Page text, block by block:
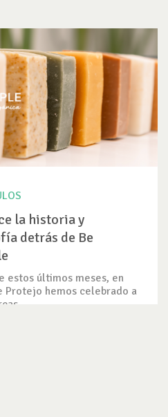
la historia y
detrás de Be
estos últimos meses, en
Protejo hemos celebrado a